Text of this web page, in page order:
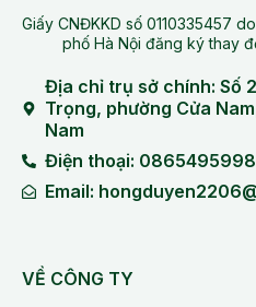
Giấy CNĐKKD số 0110335457
phố Hà Nội đăng ký thay
Địa chỉ trụ sở chính: Số
Trọng, phường Cửa
Nam
Điện thoại: 0865495998
Email:
VỀ CÔNG TY